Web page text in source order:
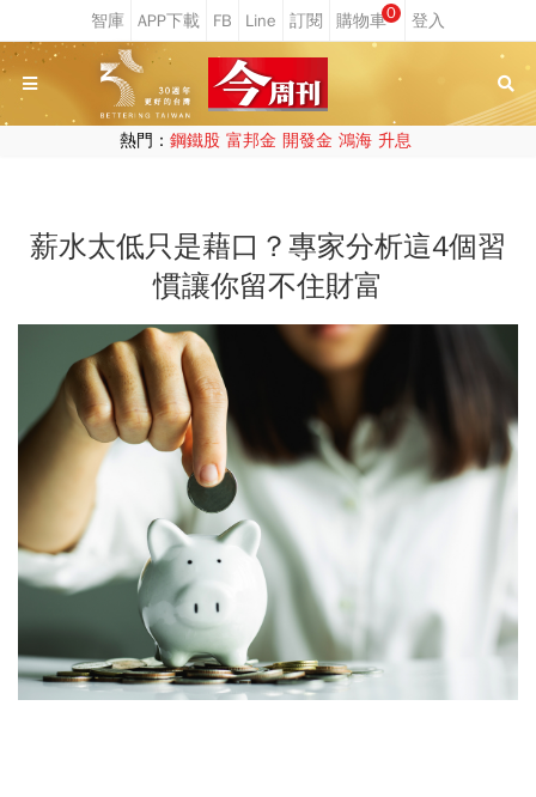
0
熱門： 鋼鐵股 富邦金 開發金 鴻海 升息
薪水太低只是藉口？專家分析這4個習
慣讓你留不住財富